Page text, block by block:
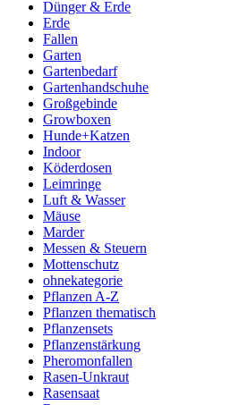
Dünger & Erde
Erde
Fallen
Garten
Gartenbedarf
Gartenhandschuhe
Großgebinde
Growboxen
Hunde+Katzen
Indoor
Köderdosen
Leimringe
Luft & Wasser
Mäuse
Marder
Messen & Steuern
Mottenschutz
ohnekategorie
Pflanzen A-Z
Pflanzen thematisch
Pflanzensets
Pflanzenstärkung
Pheromonfallen
Rasen-Unkraut
Rasensaat